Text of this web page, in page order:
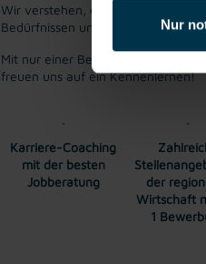
Nur
Wir verstehen, dass es schwierig
Bedürfnissen und Wünschen
Mit nur einer Bewerbung
freuen uns auf ein Kennenlernen!
Karriere-Coaching
mit der besten
Jobberatung
der
Wirtschaft
1